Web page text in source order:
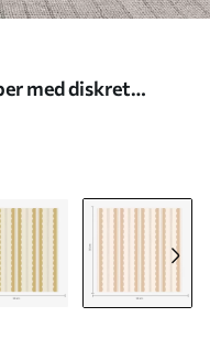
med diskret